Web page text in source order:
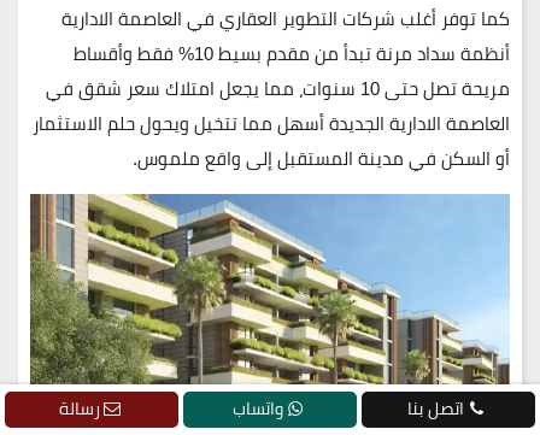
كما توفر أغلب شركات التطوير العقاري في العاصمة الادارية
أنظمة سداد مرنة تبدأ من مقدم بسيط 10% فقط وأقساط
مريحة تصل حتى 10 سنوات، مما يجعل امتلاك سعر شقق في
العاصمة الادارية الجديدة أسهل مما تتخيل ويحول حلم الاستثمار
أو السكن في مدينة المستقبل إلى واقع ملموس.
اتصل بنا واتساب رسالة